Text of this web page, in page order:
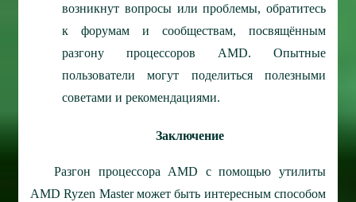
возникнут вопросы или проблемы, обратитесь
к форумам и сообществам, посвящённым
разгону процессоров AMD. Опытные
пользователи могут поделиться полезными
советами и рекомендациями.
Заключение
Разгон процессора AMD с помощью утилиты
AMD Ryzen Master может быть интересным способом